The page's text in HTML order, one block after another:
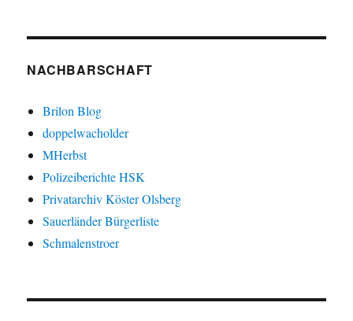
NACHBARSCHAFT
Brilon Blog
doppelwacholder
MHerbst
Polizeiberichte HSK
Privatarchiv Köster Olsberg
Sauerländer Bürgerliste
Schmalenstroer